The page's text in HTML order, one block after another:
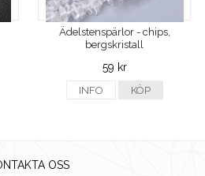
Ädelstenspärlor - chips,
bergskristall
59 kr
INFO KÖP
OSS